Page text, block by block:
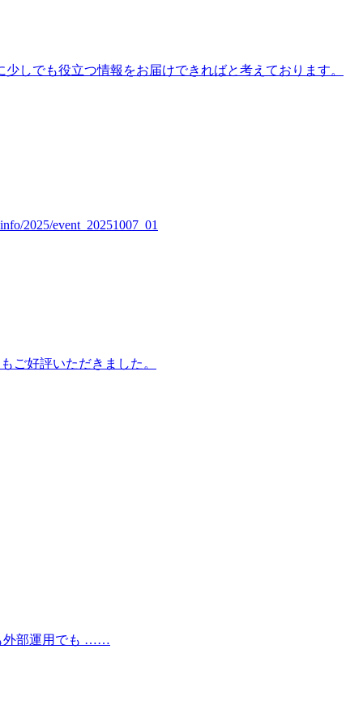
しでも役立つ情報をお届けできればと考えております。
2025/event_20251007_01
ご好評いただきました。
外部運用でも ……